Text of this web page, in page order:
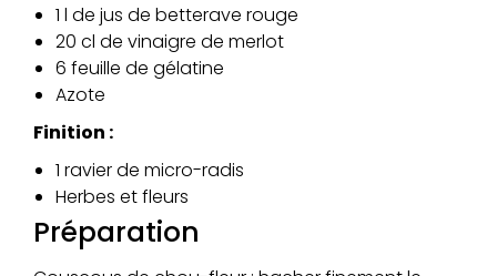
1 l de jus de betterave rouge
20 cl de vinaigre de merlot
6 feuille de gélatine
Azote
Finition :
1 ravier de micro-radis
Herbes et fleurs
Préparation